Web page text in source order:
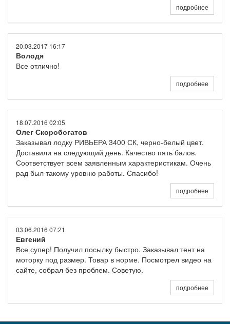
подробнее
20.03.2017 16:17
Володя
Все отлично!
подробнее
18.07.2016 02:05
Олег Скоробогатов
Заказывал лодку РИВЬЕРА 3400 СК, черно-белый цвет.
Доставили на следующий день. Качество пять балов.
Соответствует всем заявленным характеристикам. Очень
рад был такому уровню работы. Спасибо!
подробнее
03.06.2016 07:21
Евгений
Все супер! Получил посылку быстро. Заказывал тент на
моторку под размер. Товар в норме. Посмотрел видео на
сайте, собрал без проблем. Советую.
подробнее